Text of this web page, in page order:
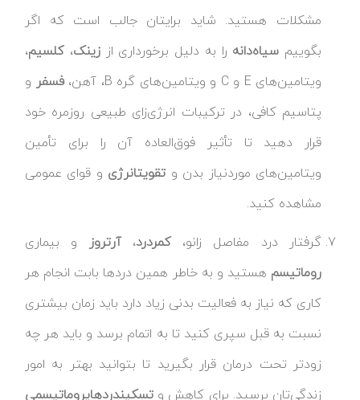
مشکلات هستید. شاید برایتان جالب است که اگر
بگوییم سیاه‌دانه را به دلیل برخورداری اززینک، کلسیم،
ویتامین‌های E و C و ویتامین‌های گره B، آهن،
فسفر و
پتاسیم کافی، در ترکیبات انرژی‌زای طبیعی روزمره خود
قرار دهید تا تأثیر فوق‌العاده آن را برای تأمین
ویتامین‌های موردنیاز بدن و تقویتانرژی و قوای عمومی
مشاهده کنید.
گرفتار درد مفاصل زانو،کمردرد،آرتروز
و بیماری
روماتیسم هستید و به خاطر همین دردها بابت انجام هر
کاری که نیاز به فعالیت بدنی زیاد دارد باید زمان بیشتری
نسبت به قبل سپری کنید تا به اتمام برسد و باید هر چه
زودتر تحت درمان قرار بگیرید تا بتوانید بهتر به امور
زندگی‌تان برسید. برای کاهش و تسکیندردهایروماتیسمی